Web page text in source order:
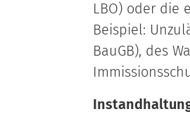
LBO) oder die
Beispiel:
BauGB), des